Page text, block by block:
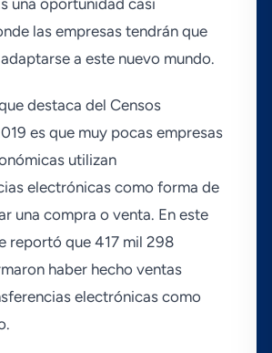
una oportunidad casi
las empresas tendrán que
a este nuevo mundo.
destaca del Censos
es que muy pocas empresas
utilizan
electrónicas como forma de
una compra o venta. En este
reportó que 417 mil 298
haber hecho ventas
electrónicas como